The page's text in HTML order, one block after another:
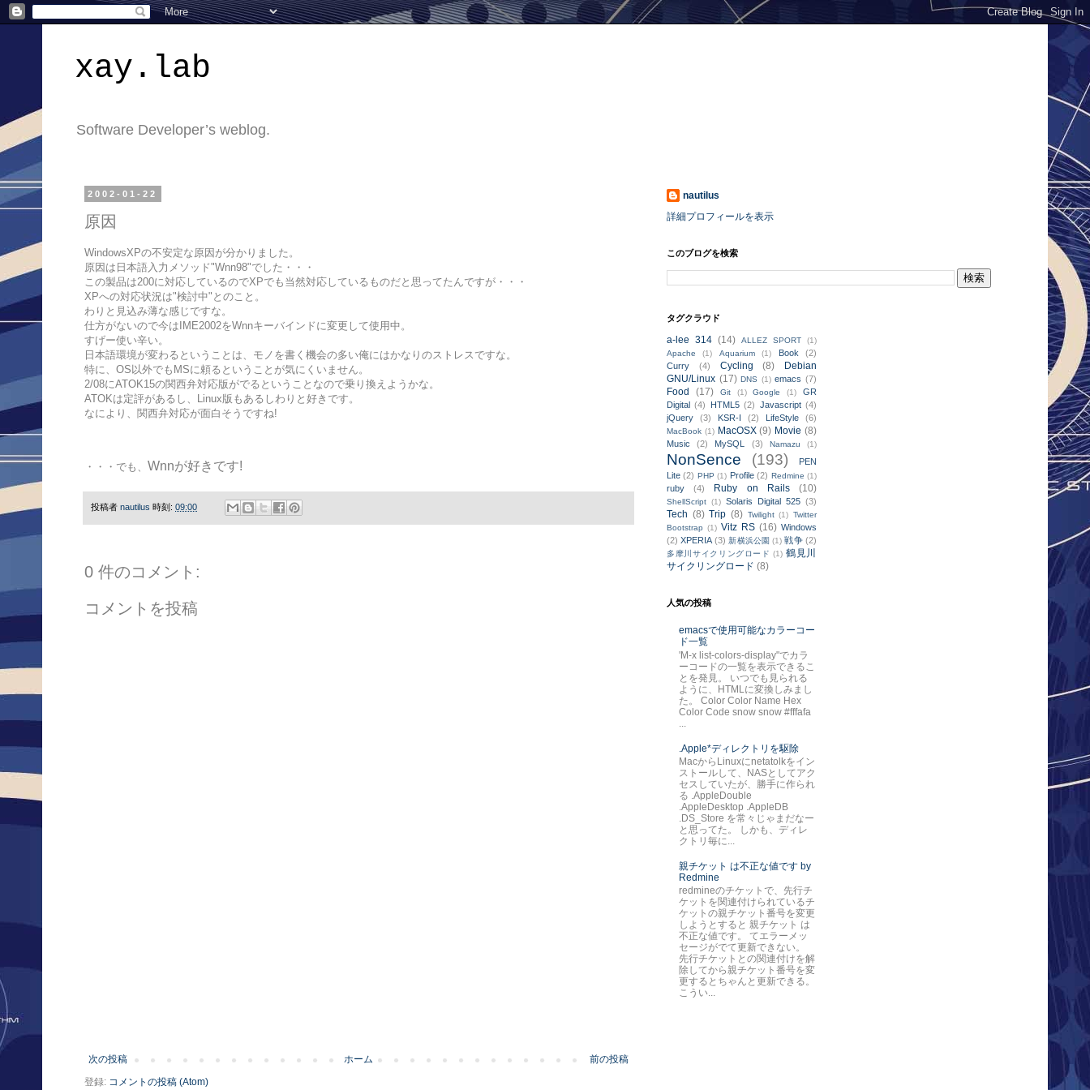
xay.lab
Software Developer’s weblog.
2002-01-22
原因
WindowsXPの不安定な原因が分かりました。
原因は日本語入力メソッド"Wnn98"でした・・・
この製品は200に対応しているのでXPでも当然対応しているものだと思ってたんですが・・・
XPへの対応状況は"検討中"とのこと。
わりと見込み薄な感じですな。
仕方がないので今はIME2002をWnnキーバインドに変更して使用中。
すげー使い辛い。
日本語環境が変わるということは、モノを書く機会の多い俺にはかなりのストレスですな。
特に、OS以外でもMSに頼るということが気にくいません。
2/08にATOK15の関西弁対応版がでるということなので乗り換えようかな。
ATOKは定評があるし、Linux版もあるしわりと好きです。
なにより、関西弁対応が面白そうですね!
・・・でも、 Wnnが好きです!
投稿者 nautilus 時刻: 09:00
0 件のコメント:
コメントを投稿
次の投稿 前の投稿
ホーム
登録: コメントの投稿 (Atom)
nautilus
詳細プロフィールを表示
このブログを検索
タグクラウド
a-lee 314 (14) ALLEZ SPORT
(1)
Apache
(1) Aquarium (1) Book
(2)
Curry
(4) Cycling (8)
Debian
GNU/Linux (17) DNS (1) emacs (7)
Food (17) Git (1) Google (1)
GR
Digital (4) HTML5 (2) Javascript (4)
jQuery
(3) KSR-I (2) LifeStyle (6)
MacBook (1) MacOSX (9) Movie (8)
Music (2) MySQL (3) Namazu (1)
NonSence (193)
PEN
Lite (2) PHP (1) Profile (2) Redmine (1)
ruby (4) Ruby on Rails (10)
ShellScript (1) Solaris Digital 525 (3)
Tech (8) Trip (8) Twilight (1) Twitter
Bootstrap (1) Vitz RS (16) Windows
(2) XPERIA (3) 新横浜公園 (1) 戦争 (2)
多摩川サイクリングロード (1) 鶴見川
サイクリングロード (8)
人気の投稿
emacsで使用可能なカラーコー
ド一覧
'M-x list-colors-display"でカラ
ーコードの一覧を表示できるこ
とを発見。 いつでも見られる
ように、HTMLに変換しみまし
た。 Color Color Name Hex
Color Code snow snow #fffafa
.Apple*ディレクトリを駆除
MacからLinuxにnetatolkをイン
ストールして、NASとしてアク
セスしていたが、勝手に作られ
る .AppleDouble
.AppleDesktop .AppleDB
.DS_Store を常々じゃまだなー
と思ってた。 しかも、ディレ
クトリ毎に...
親チケット は不正な値です by
Redmine
redmineのチケットで、先行チ
ケットを関連付けられているチ
ケットの親チケット番号を変更
しようとすると 親チケット は
不正な値です。 てエラーメッ
セージがでて更新できない。
先行チケットとの関連付けを解
除してから親チケット番号を変
更するとちゃんと更新できる。
こうい...